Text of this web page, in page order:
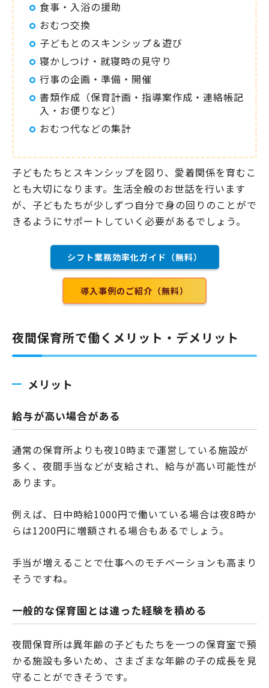
食事・入浴の援助
おむつ交換
子どもとのスキンシップ＆遊び
寝かしつけ・就寝時の見守り
行事の企画・準備・開催
書類作成（保育計画・指導案作成・連絡帳記
入・お便りなど）
おむつ代などの集計
子どもたちとスキンシップを図り、愛着関係を育むこ
とも大切になります。生活全般のお世話を行います
が、子どもたちが少しずつ自分で身の回りのことがで
きるようにサポートしていく必要があるでしょう。
シフト業務効率化ガイド（無料）
導入事例のご紹介（無料）
夜間保育所で働くメリット・デメリット
メリット
給与が高い場合がある
通常の保育所よりも夜10時まで運営している施設が
多く、夜間手当などが支給され、給与が高い可能性が
あります。
例えば、日中時給1000円で働いている場合は夜8時か
らは1200円に増額される場合もあるでしょう。
手当が増えることで仕事へのモチベーションも高まり
そうですね。
一般的な保育園とは違った経験を積める
夜間保育所は異年齢の子どもたちを一つの保育室で預
かる施設も多いため、さまざまな年齢の子の成長を見
守ることができそうです。